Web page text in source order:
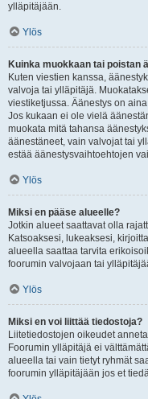
ylläpitäjään.
Ylös
Kuinka muokkaan tai poistan
Kuten viestien kanssa,
valvoja tai ylläpitäjä.
viestiketjussa. Äänestys on
Jos kukaan ei ole vielä
muokata mitä tahansa
äänestäneet, vain valvojat tai
estää äänestysvaihtoehtojen
Ylös
Miksi en pääse alueelle?
Jotkin alueet saattavat olla
Katsoaksesi, lukeaksesi,
alueella saattaa tarvita
foorumin valvojaan tai
Ylös
Miksi en voi liittää tiedostoja?
Liitetiedostojen oikeudet
Foorumin ylläpitäjä ei
alueella tai vain tietyt ryhmät
foorumin ylläpitäjään jos et